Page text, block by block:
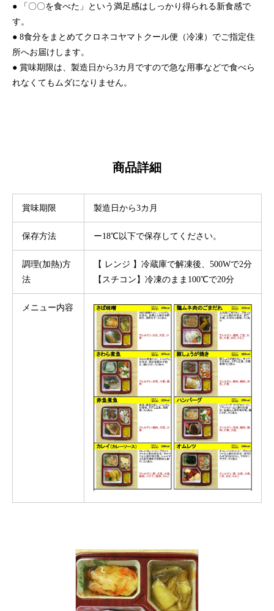
● 「〇〇を食べた」という満足感はしっかり得られる新食感で
す。
● 8食分をまとめてクロネコヤマトクール便（冷凍）でご指定住
所へお届けします。
● 賞味期限は、製造日から3カ月ですので急な用事などで食べら
れなくてもムダになりません。
商品詳細
賞味期限 製造日から3カ月
保存方法 ー18℃以下で保存してください。
調理(加熱)方
法
【 レンジ 】冷蔵庫で解凍後、500Wで2分
【スチコン】冷凍のまま100℃で20分
メニュー内容